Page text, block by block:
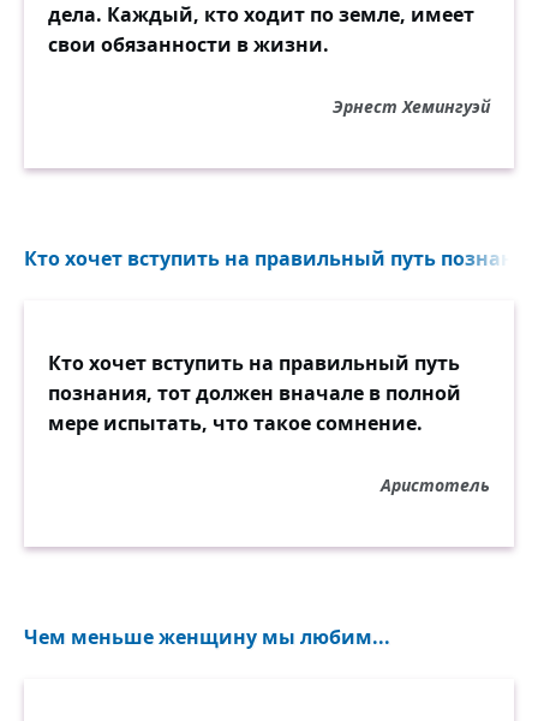
дела. Каждый, кто ходит по земле, имеет
свои обязанности в жизни.
Эрнест Хемингуэй
Кто хочет вступить на правильный путь
Кто хочет вступить на правильный путь
познания, тот должен вначале в полной
мере испытать, что такое сомнение.
Аристотель
Чем меньше женщину мы любим...